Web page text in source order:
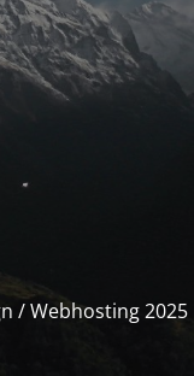
/ Webhosting 2025